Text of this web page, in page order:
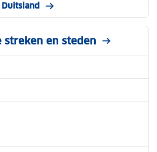
streken en steden